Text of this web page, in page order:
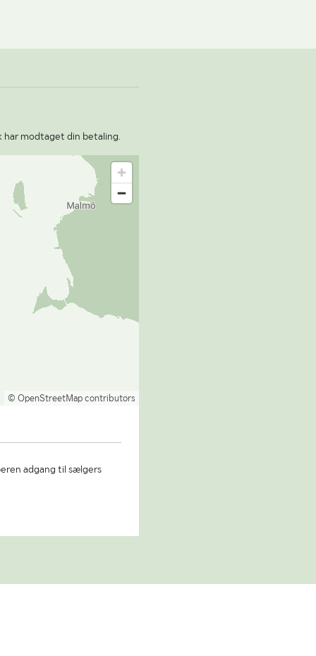
har modtaget din betaling.
© OpenStreetMap contributors
adgang til sælgers